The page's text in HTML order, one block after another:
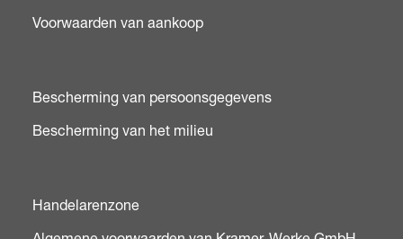
Voorwaarden van aankoop
Bescherming van persoonsgegevens
Bescherming van het milieu
Handelarenzone